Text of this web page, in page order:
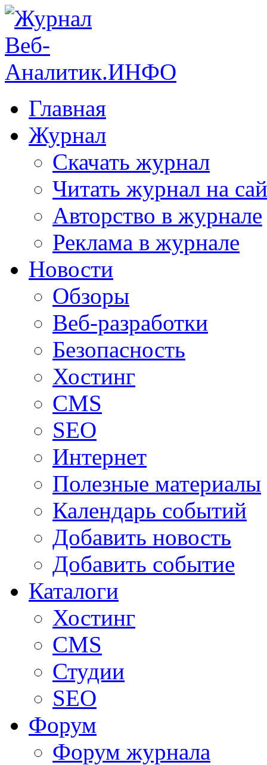
Главная
Журнал
Скачать журнал
Читать журнал на
Авторство в журнале
Реклама в журнале
Новости
Обзоры
Веб-разработки
Безопасность
Хостинг
CMS
SEO
Интернет
Полезные материалы
Календарь событий
Добавить новость
Добавить событие
Каталоги
Хостинг
CMS
Студии
SEO
Форум
Форум журнала